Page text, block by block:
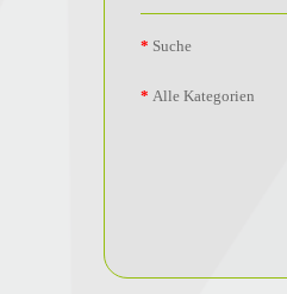
Suche
Alle Kategorien